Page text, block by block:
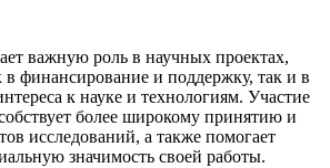
важную роль в научных проектах,
в финансирование и поддержку, так и в
к науке и технологиям. Участие
более широкому принятию и
исследований, а также помогает
значимость своей работы.